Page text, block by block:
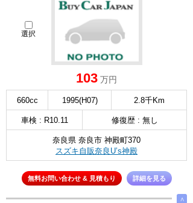
選択
103 万円
660cc 1995(H07) 2.8千Km
車検 : R10.11 修復歴 : 無し
奈良県 奈良市 神殿町370
スズキ自販奈良U’s神殿
無料お問い合わせ & 見積もり 詳細を見る
∧